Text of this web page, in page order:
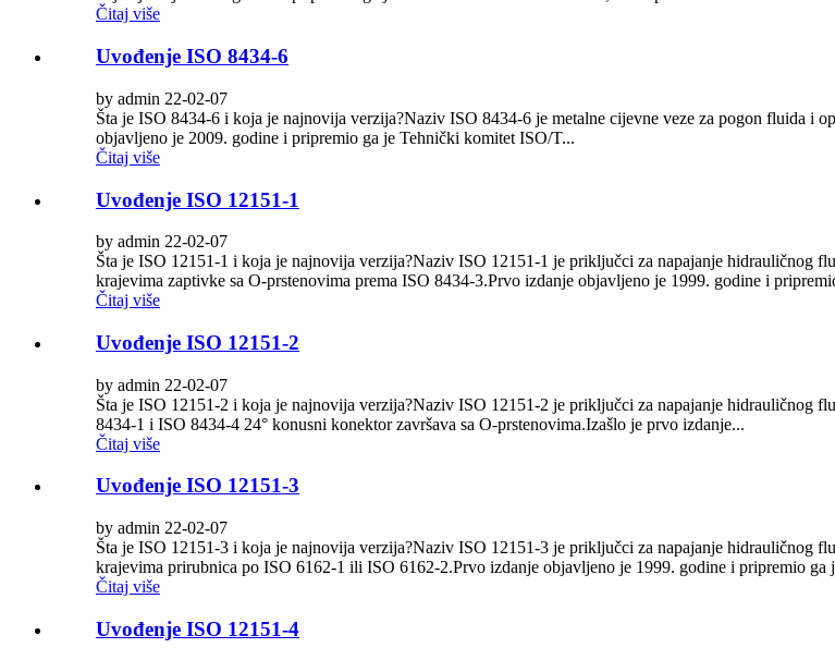
Čitaj više
Uvođenje ISO 8434-6
by admin 22-02-07
Šta je ISO 8434-6 i koja je najnovija verzija?Naziv ISO 8434-6 je metalne cijevne veze za pogon fluida i
objavljeno je 2009. godine i pripremio ga je Tehnički komitet ISO/T...
Čitaj više
Uvođenje ISO 12151-1
by admin 22-02-07
Šta je ISO 12151-1 i koja je najnovija verzija?Naziv ISO 12151-1 je priključci za napajanje
krajevima zaptivke sa O-prstenovima prema ISO 8434-3.Prvo izdanje objavljeno je 1999. godine i
Čitaj više
Uvođenje ISO 12151-2
by admin 22-02-07
Šta je ISO 12151-2 i koja je najnovija verzija?Naziv ISO 12151-2 je priključci za napajanje
8434-1 i ISO 8434-4 24° konusni konektor završava sa O-prstenovima.Izašlo je prvo izdanje...
Čitaj više
Uvođenje ISO 12151-3
by admin 22-02-07
Šta je ISO 12151-3 i koja je najnovija verzija?Naziv ISO 12151-3 je priključci za napajanje
krajevima prirubnica po ISO 6162-1 ili ISO 6162-2.Prvo izdanje objavljeno je 1999. godine i pripremio ga
Čitaj više
Uvođenje ISO 12151-4